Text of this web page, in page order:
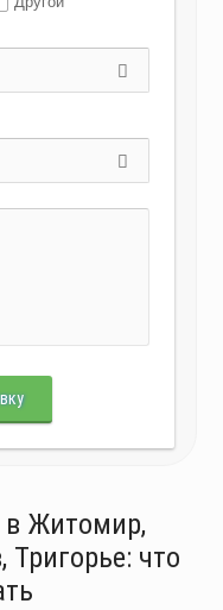
в Житомир,
что